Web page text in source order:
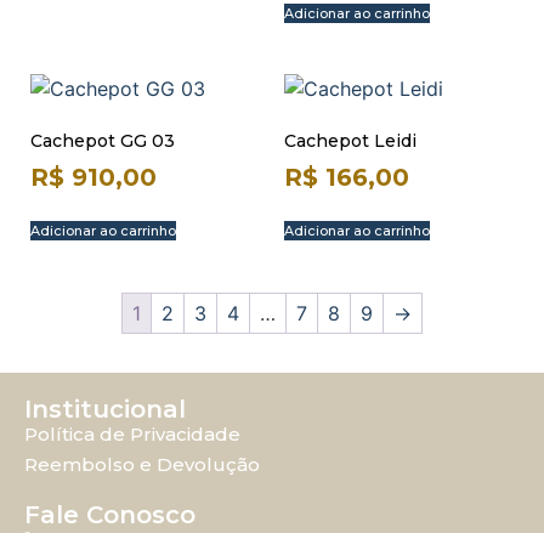
Adicionar ao carrinho
Cachepot GG 03
R$ 910,00
Adicionar ao carrinho
Cachepot Leidi
R$ 166,00
Adicionar ao carrinho
1 2 3 4 … 7 8 9 →
Institucional
Política de Privacidade
Reembolso e Devolução
Fale Conosco